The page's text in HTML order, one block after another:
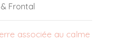
Frontal
associée au calme